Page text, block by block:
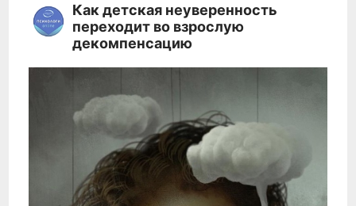
Как детская неуверенность
переходит во взрослую
декомпенсацию